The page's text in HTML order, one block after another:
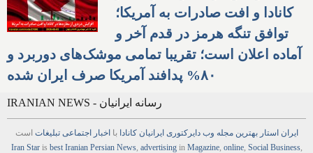
کانادا و افت صادرات به آمریکا؛
توافق تنگه هرمز در قدم آخر و
آماده اعلان است؛ تقریبا تمامی موشک‌های دوربرد و
۸۰% پدافند آمریکا صرف ایران شده
IRANIAN NEWS - رسانه ایرانیان
ایران استار بهترین مجله وب دایرکتوری ایرانیان کانادا بااخبار اجتماعی تبلیغات است
Iran Staris best Iranian Persian News, advertisingin Magazine, online, Social Business,